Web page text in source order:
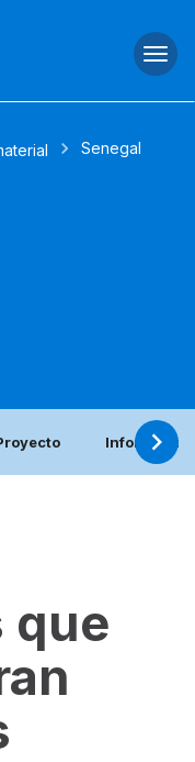
Senegal
Informe
que